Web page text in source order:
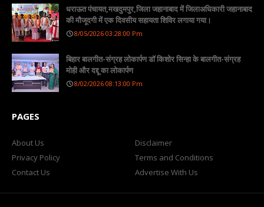
धराऊत पंचायत,मखदुमपुर,जिला जहानाबाद में जिलाअधिकारी जहानाबाद
की मौजूदगी में एक दिवसीय सहायता शिविर लगाया गया।
8/05/2026 03:28:00 Pm
बिहार बालगीत-संग्रह लोकार्पण डॉ किशोर सिन्हा के बालगीत-संग्रह
मोही और दद्दू का लोकार्पण
8/02/2026 08:13:00 Pm
PAGES
About Us
Disclaimer
Privacy Policy
Terms and Conditions
Contact Us
Advertise With Us